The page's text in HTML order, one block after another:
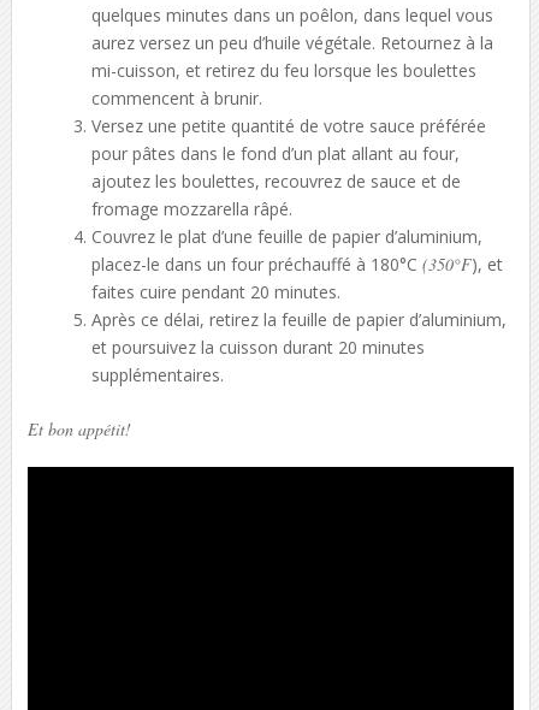
quelques minutes dans un poêlon, dans lequel vous
aurez versez un peu d’huile végétale. Retournez à la
mi-cuisson, et retirez du feu lorsque les boulettes
commencent à brunir.
Versez une petite quantité de votre sauce préférée
pour pâtes dans le fond d’un plat allant au four,
ajoutez les boulettes, recouvrez de sauce et de
fromage mozzarella râpé.
Couvrez le plat d’une feuille de papier d’aluminium,
placez-le dans un four préchauffé à 180°C(350°F), et
faites cuire pendant 20 minutes.
Après ce délai, retirez la feuille de papier d’aluminium,
et poursuivez la cuisson durant 20 minutes
supplémentaires.
Et bon appétit!